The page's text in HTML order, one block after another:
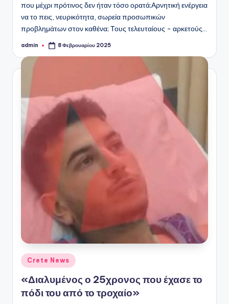
που μέχρι πρότινος δεν ήταν τόσο ορατά;Αρνητική ενέργεια
να το πεις, νευρικότητα, σωρεία προσωπικών
προβλημάτων στον καθένα; Τους τελευταίους - αρκετούς…
Συγγραφέας:
admin 8 Φεβρουαρίου 2025
Αναρτήθηκε
σε
Crete News
«Διαλυμένος ο 25χρονος που έχασε το
πόδι του από το τροχαίο»